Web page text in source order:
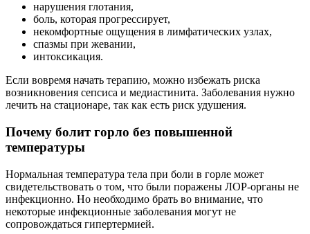
нарушения глотания,
боль, которая прогрессирует,
некомфортные ощущения в лимфатических узлах,
спазмы при жевании,
интоксикация.
Если вовремя начать терапию, можно избежать риска
возникновения сепсиса и медиастинита. Заболевания нужно
лечить на стационаре, так как есть риск удушения.
Почему болит горло без повышенной
температуры
Нормальная температура тела при боли в горле может
свидетельствовать о том, что были поражены ЛОР-органы не
инфекционно. Но необходимо брать во внимание, что
некоторые инфекционные заболевания могут не
сопровождаться гипертермией.